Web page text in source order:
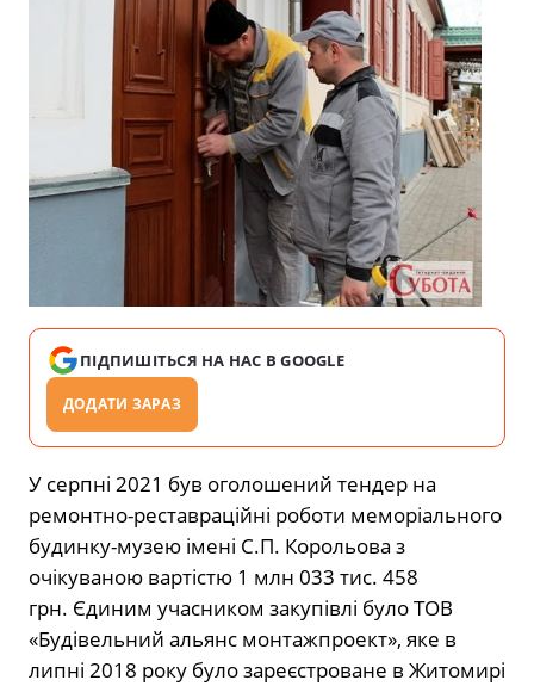
ПІДПИШІТЬСЯ НА НАС В GOOGLE
ДОДАТИ ЗАРАЗ
У серпні 2021 був оголошений тендер на
ремонтно-реставраційні роботи меморіального
будинку-музею імені С.П. Корольова з
очікуваною вартістю 1 млн 033 тис. 458
грн. Єдиним учасником закупівлі було ТОВ
«Будівельний альянс монтажпроект», яке в
липні 2018 року було зареєстроване в Житомирі